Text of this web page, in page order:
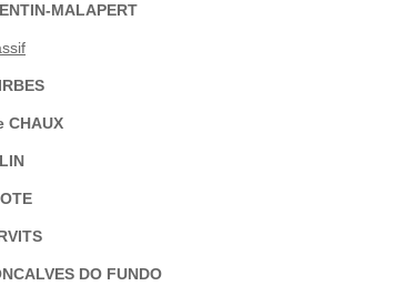
MALAPERT
CHAUX
DO FUNDO